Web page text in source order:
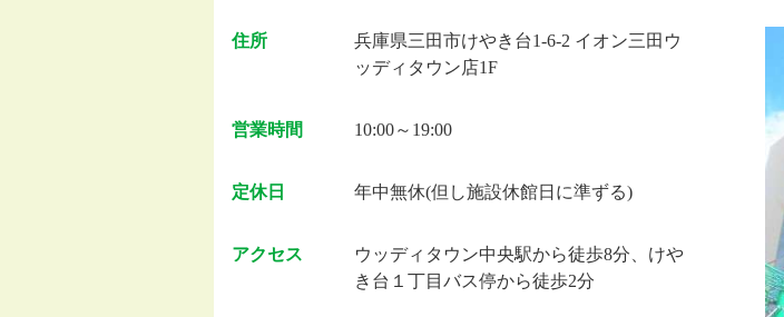
住所
兵庫県三田市けやき台1-6-2 イオン三田ウ
ッディタウン店1F
営業時間 10:00～19:00
定休日 年中無休(但し施設休館日に準ずる)
アクセス
ウッディタウン中央駅から徒歩8分、けや
き台１丁目バス停から徒歩2分